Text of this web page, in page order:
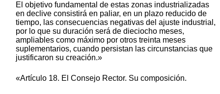
El objetivo fundamental de estas zonas industrializadas
en declive consistirá en paliar, en un plazo reducido de
tiempo, las consecuencias negativas del ajuste industrial,
por lo que su duración será de dieciocho meses,
ampliables como máximo por otros treinta meses
suplementarios, cuando persistan las circunstancias que
justificaron su creación.»
«Artículo 18. El Consejo Rector. Su composición.